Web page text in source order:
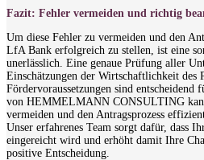
Fazit: Fehler vermeiden und richtig
Um diese Fehler zu vermeiden und den
LfA Bank erfolgreich zu stellen, ist eine
unerlässlich. Eine genaue Prüfung aller
Einschätzungen der Wirtschaftlichkeit des
Fördervoraussetzungen sind
von HEMMELMANN CONSULTING
vermeiden und den Antragsprozess
Unser erfahrenes Team sorgt dafür, dass
eingereicht wird und erhöht damit Ihre
positive Entscheidung.